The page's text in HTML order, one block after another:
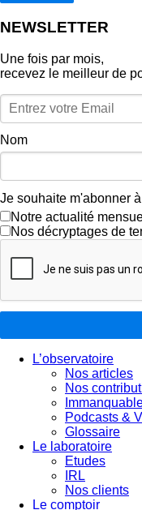
NEWSLETTER
Une fois par mois,
recevez le meilleur de
Nom
Je souhaite m'abonner
Notre actualité
Nos décryptages de
L’observatoire
Nos articles
Nos
Podcasts &
Glossaire
Le laboratoire
Etudes
IRL
Nos clients
Le comptoir